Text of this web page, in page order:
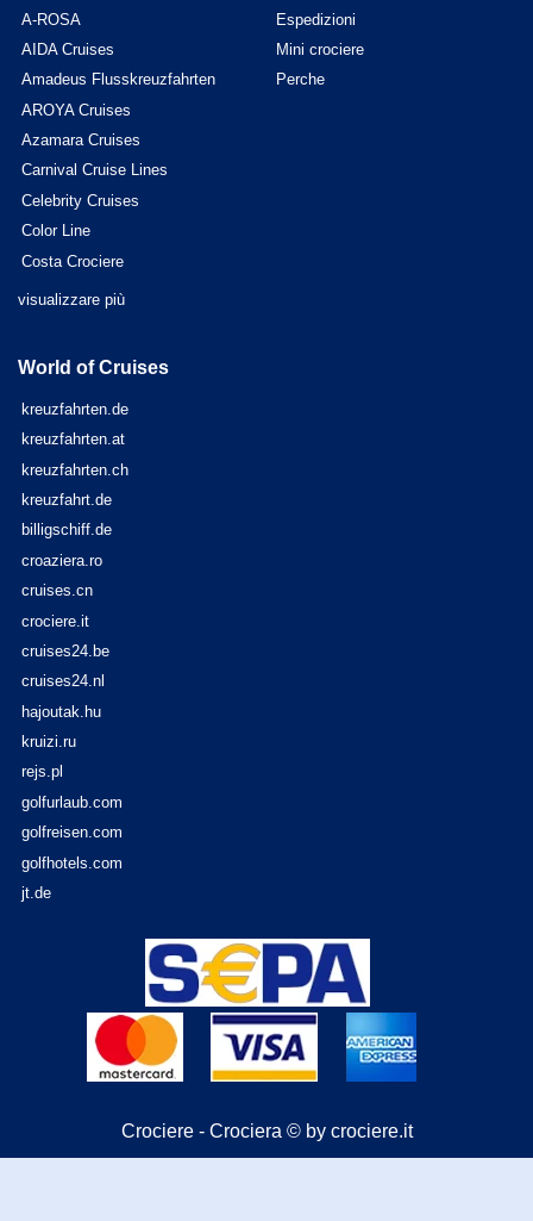
A-ROSA
AIDA Cruises
Amadeus Flusskreuzfahrten
AROYA Cruises
Azamara Cruises
Carnival Cruise Lines
Celebrity Cruises
Color Line
Costa Crociere
visualizzare più
Espedizioni
Mini crociere
Perche
World of Cruises
kreuzfahrten.de
kreuzfahrten.at
kreuzfahrten.ch
kreuzfahrt.de
billigschiff.de
croaziera.ro
cruises.cn
crociere.it
cruises24.be
cruises24.nl
hajoutak.hu
kruizi.ru
rejs.pl
golfurlaub.com
golfreisen.com
golfhotels.com
jt.de
Crociere - Crociera © by crociere.it